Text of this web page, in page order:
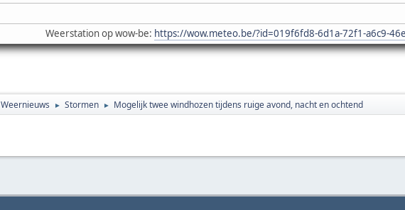
Weerstation op wow-be: https://wow.meteo.be/?id=019f6fd8-6d1a-72f1-a6c9-
Weernieuws ► Stormen ► Mogelijk twee windhozen tijdens ruige avond, nacht en ochtend